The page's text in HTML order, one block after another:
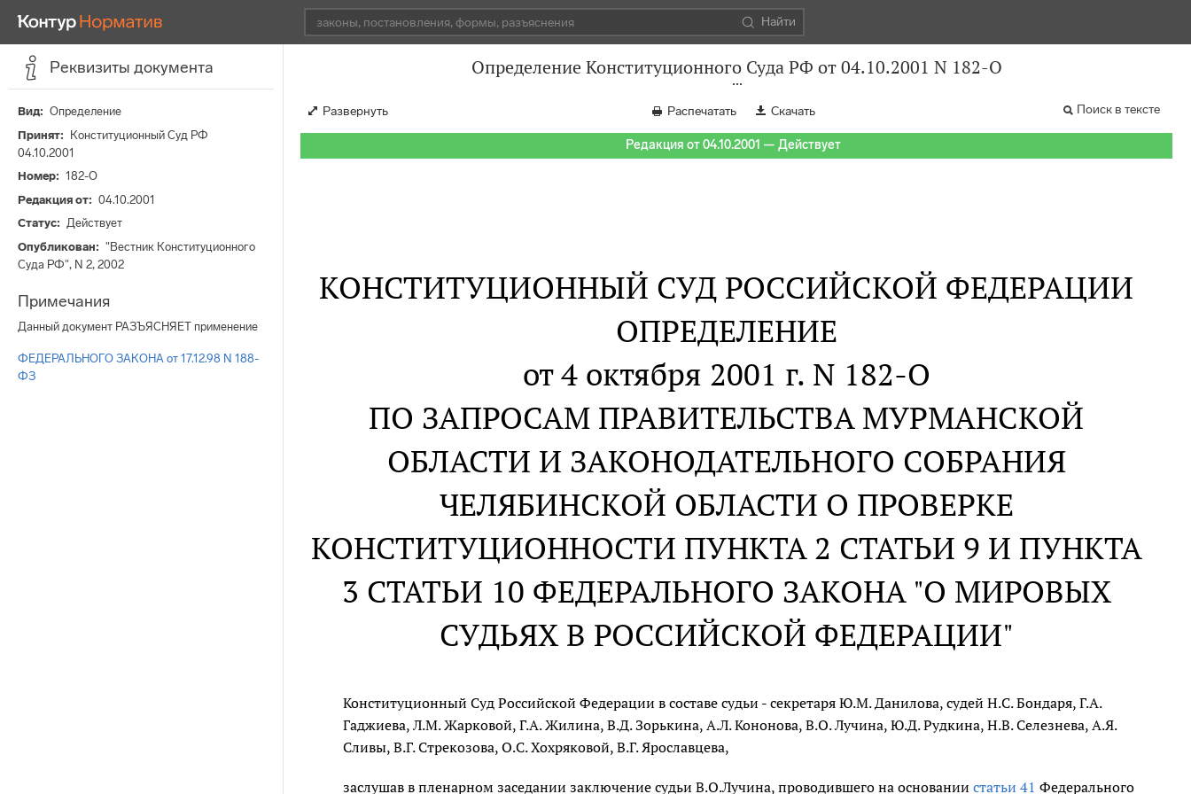
Найти
Реквизиты документа
Вид
Определение
Принят
Конституционный Суд РФ
04.10.2001
Номер
182-О
Редакция от
04.10.2001
Статус
Действует
Опубликован
"Вестник Конституционного
Суда РФ", N 2, 2002
Примечания
Данный документ РАЗЪЯСНЯЕТ применение
ФЕДЕРАЛЬНОГО ЗАКОНА от 17.12.98 N 188-
ФЗ
Определение Конституционного Суда РФ от 04.10.2001 N 182-О
Развернуть Распечатать Скачать Поиск в тексте
Редакция от 04.10.2001 — Действует
КОНСТИТУЦИОННЫЙ СУД РОССИЙСКОЙ ФЕДЕРАЦИИ
ОПРЕДЕЛЕНИЕ
от 4 октября 2001 г. N 182-О
ПО ЗАПРОСАМ ПРАВИТЕЛЬСТВА МУРМАНСКОЙ
ОБЛАСТИ И ЗАКОНОДАТЕЛЬНОГО СОБРАНИЯ
ЧЕЛЯБИНСКОЙ ОБЛАСТИ О ПРОВЕРКЕ
КОНСТИТУЦИОННОСТИ ПУНКТА 2 СТАТЬИ 9 И ПУНКТА
3 СТАТЬИ 10 ФЕДЕРАЛЬНОГО ЗАКОНА "О МИРОВЫХ
СУДЬЯХ В РОССИЙСКОЙ ФЕДЕРАЦИИ"
Конституционный Суд Российской Федерации в составе судьи - секретаря Ю.М. Данилова, судей Н.С. Бондаря, Г.А.
Гаджиева, Л.М. Жарковой, Г.А. Жилина, В.Д. Зорькина, А.Л. Кононова, В.О. Лучина, Ю.Д. Рудкина, Н.В. Селезнева, А.Я.
Сливы, В.Г. Стрекозова, О.С. Хохряковой, В.Г. Ярославцева,
заслушав в пленарном заседании заключение судьи В.О.Лучина, проводившего на основаниистатьи 41 Федерального